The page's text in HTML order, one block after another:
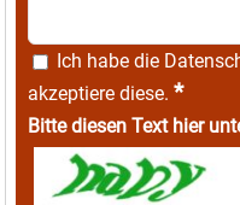
Ich habe die
akzeptiere diese. *
Bitte diesen Text hier